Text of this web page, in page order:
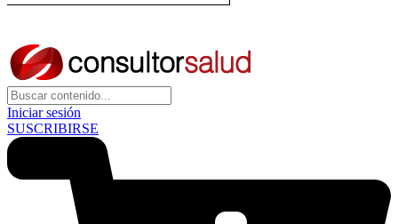
Iniciar sesión
SUSCRIBIRSE